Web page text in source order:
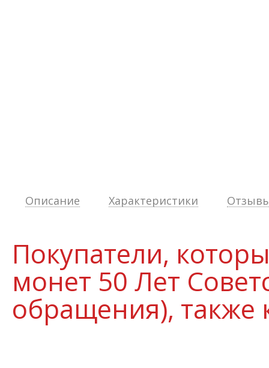
Описание Характеристики
Покупатели,
монет 50 Лет
обращения), также